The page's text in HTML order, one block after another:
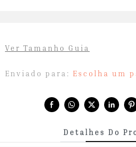
Enviado para: Escolha um
Ver Tamanho Guia
Detalhes Do